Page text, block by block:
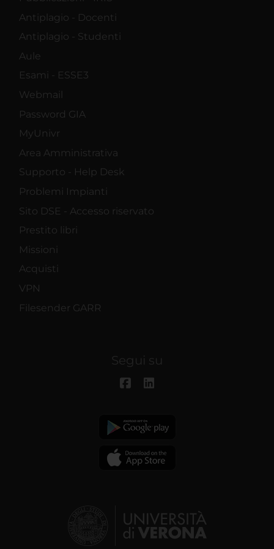
Antiplagio - Docenti
Antiplagio - Studenti
Aule
Esami - ESSE3
Webmail
Password GIA
MyUnivr
Area Amministrativa
Supporto - Help Desk
Problemi Impianti
Sito DSE - Accesso riservato
Prestito libri
Missioni
Acquisti
VPN
Filesender GARR
Segui su